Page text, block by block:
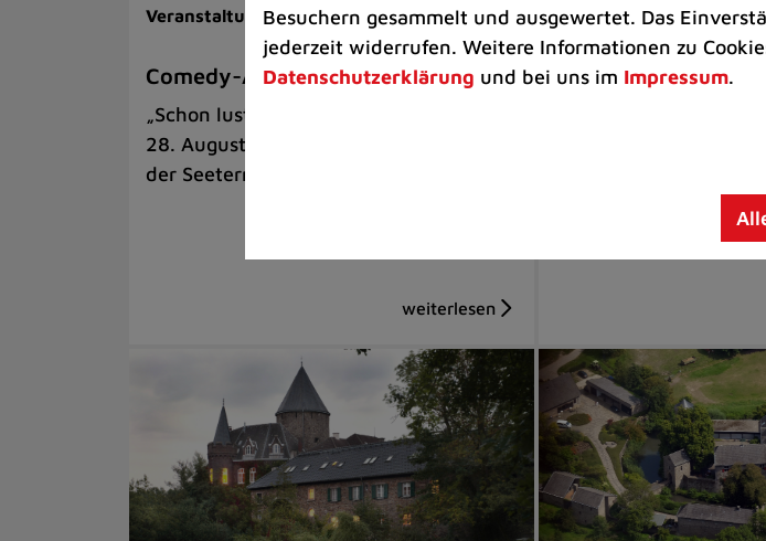
Veranstaltungen | Kunst & Kultur
Comedy-Abend mit Benni Stark
„Schon lustig, wenn’s witzig ist!“ am
28. August auf der Sommerbühne an
der Seeterrasse
Veranstaltungen
Kultkicker Ansgar
Besuchern gesammelt und ausgewertet. Das
jederzeit widerrufen. Weitere Informationen zu
Datenschutzerklärung und bei uns im Impressum.